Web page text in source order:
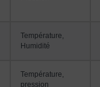
Température,
Humidité
Température,
pression